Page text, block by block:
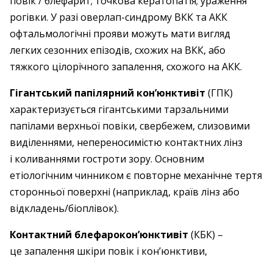
рогівки. У разі оверлап-синдрому ВКК та АКК
офтальмологічні прояви можуть мати вигляд
легких сезонних епізодів, схожих на ВКК, або
тяжкого цілорічного запалення, схожого на АКК.
Гігантський папілярний кон’юнктивіт (ГПК)
характеризується гігантськими тарзальними
папілами верхньої повіки, свербежем, слизовими
виділеннями, непереносимістю контактних лінз
і коливаннями гостроти зору. Основним
етіологічним чинником є повторне механічне тертя
сторонньої поверхні (наприклад, країв лінз або
відкладень/біоплівок).
Контактний блефарокон’юнктивіт (КБК) –
це запалення шкіри повік і кон’юнктиви,